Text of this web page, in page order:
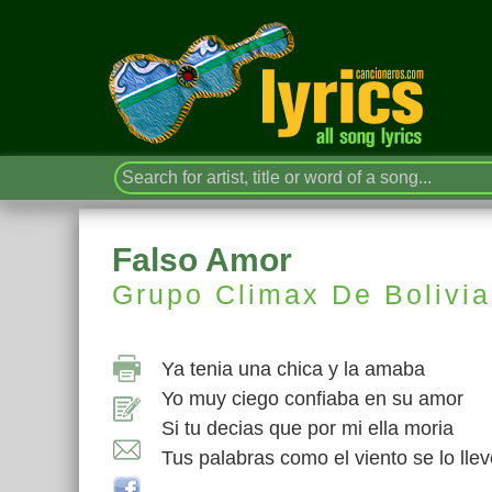
Falso Amor
Grupo Climax De Bolivia
Ya tenia una chica y la amaba
Yo muy ciego confiaba en su amor
Si tu decias que por mi ella moria
Tus palabras como el viento se lo